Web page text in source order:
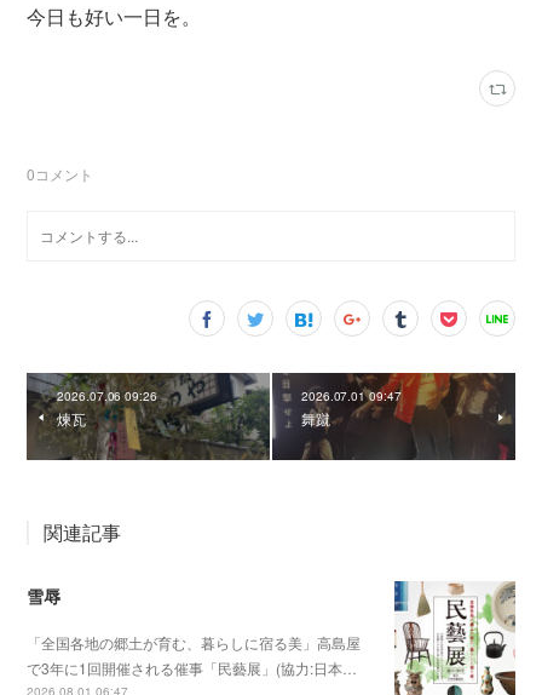
今日も好い一日を。
0コメント
2026.07.06 09:26
煉瓦
2026.07.01 09:47
舞蹴
関連記事
雪辱
「全国各地の郷土が育む、暮らしに宿る美」高島屋
で3年に1回開催される催事「民藝展」(協力:日本…
2026.08.01 06:47